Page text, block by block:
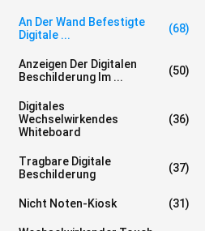
An Der Wand Befestigte
Digitale ...
(68)
Anzeigen Der Digitalen
Beschilderung Im ...
(50)
Digitales
Wechselwirkendes
Whiteboard
(36)
Tragbare Digitale
Beschilderung
(37)
Nicht Noten-Kiosk (31)